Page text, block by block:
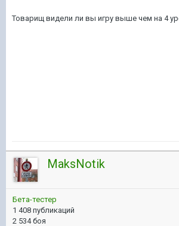
Товарищ видели ли вы игру выше чем на 4
MaksNotik
Бета-тестер
1 408 публикаций
2 534 боя